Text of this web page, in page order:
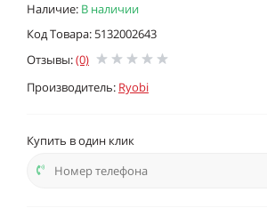
Наличие: В наличии
Код Товара: 5132002643
Отзывы:(0)
Производитель: Ryobi
Купить в один клик